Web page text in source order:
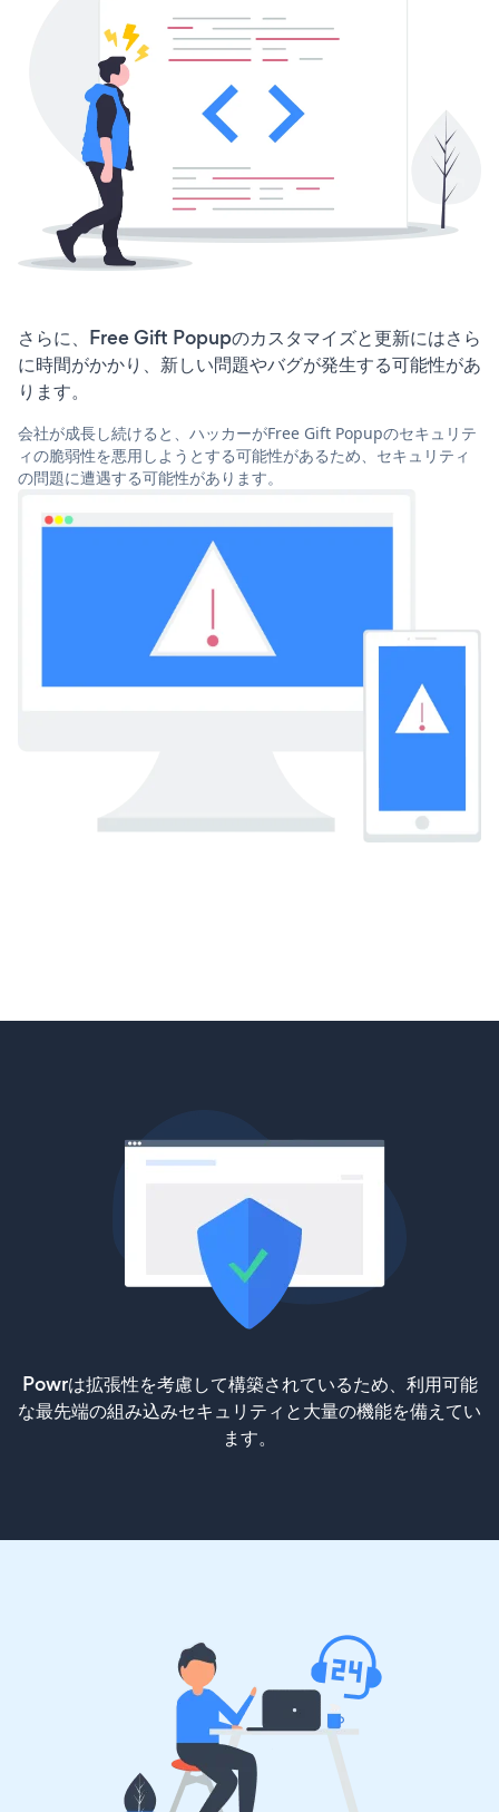
さらに、Free Gift Popupのカスタマイズと更新にはさら
に時間がかかり、新しい問題やバグが発生する可能性があ
ります。
会社が成長し続けると、ハッカーがFree Gift Popupのセキュリテ
ィの脆弱性を悪用しようとする可能性があるため、セキュリティ
の問題に遭遇する可能性があります。
Powrは拡張性を考慮して構築されているため、利用可能
な最先端の組み込みセキュリティと大量の機能を備えてい
ます。